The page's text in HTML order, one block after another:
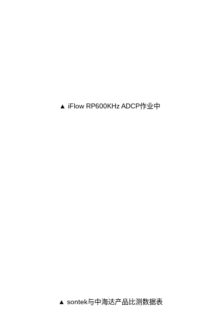
▲ iFlow RP600KHz ADCP作业中
▲ sontek与中海达产品比测数据表